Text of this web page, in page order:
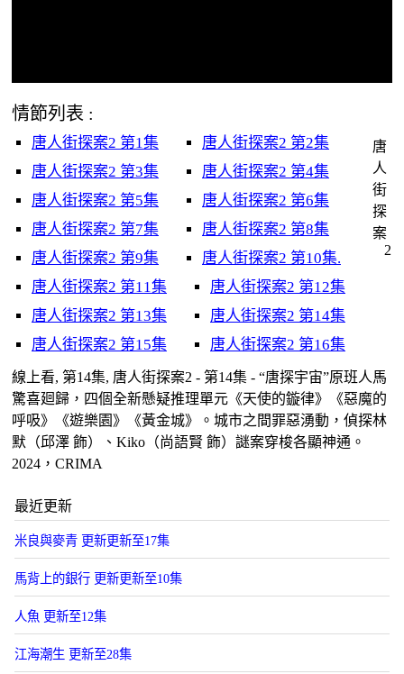
情節列表 :
唐人街探案2 第1集
唐人街探案2 第2集
唐人街探案2 第3集
唐人街探案2 第4集
唐人街探案2 第5集
唐人街探案2 第6集
唐人街探案2 第7集
唐人街探案2 第8集
唐人街探案2 第9集
唐人街探案2 第10集.
唐人街探案2 第11集
唐人街探案2 第12集
唐人街探案2 第13集
唐人街探案2 第14集
唐人街探案2 第15集
唐人街探案2 第16集
唐
人
街
探
案
2
線上看, 第14集, 唐人街探案2 - 第14集 - “唐探宇宙”原班人馬
驚喜廻歸，四個全新懸疑推理單元《天使的鏇律》《惡魔的
呼吸》《遊樂園》《黃金城》。城市之間罪惡湧動，偵探林
默（邱澤 飾）、Kiko（尚語賢 飾）謎案穿梭各顯神通。
2024，CRIMA
最近更新
米良與麥青 更新更新至17集
馬背上的銀行 更新更新至10集
人魚 更新至12集
江海潮生 更新至28集